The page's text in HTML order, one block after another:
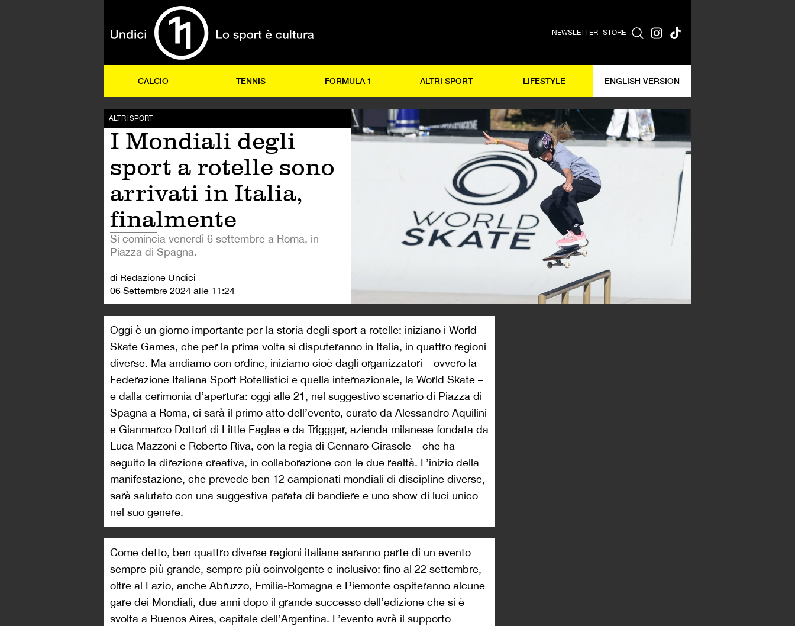
NEWSLETTER STORE
CALCIO TENNIS FORMULA 1 ALTRI SPORT LIFESTYLE ENGLISH VERSION
ALTRI SPORT
I Mondiali degli
sport a rotelle sono
arrivati in Italia,
finalmente
Si comincia venerdì 6 settembre a Roma, in
Piazza di Spagna.
di Redazione Undici
06 Settembre 2024 alle 11:24
Oggi è un giorno importante per la storia degli sport a rotelle: iniziano i World
Skate Games, che per la prima volta si disputeranno in Italia, in quattro regioni
diverse. Ma andiamo con ordine, iniziamo cioè dagli organizzatori – ovvero la
Federazione Italiana Sport Rotellistici e quella internazionale, la World Skate –
e dalla cerimonia d’apertura: oggi alle 21, nel suggestivo scenario di Piazza di
Spagna a Roma, ci sarà il primo atto dell’evento, curato da Alessandro Aquilini
e Gianmarco Dottori di Little Eagles e da Triggger, azienda milanese fondata da
Luca Mazzoni e Roberto Riva, con la regia di Gennaro Girasole – che ha
seguito la direzione creativa, in collaborazione con le due realtà. L’inizio della
manifestazione, che prevede ben 12 campionati mondiali di discipline diverse,
sarà salutato con una suggestiva parata di bandiere e uno show di luci unico
nel suo genere.
Come detto, ben quattro diverse regioni italiane saranno parte di un evento
sempre più grande, sempre più coinvolgente e inclusivo: fino al 22 settembre,
oltre al Lazio, anche Abruzzo, Emilia-Romagna e Piemonte ospiteranno alcune
gare dei Mondiali, due anni dopo il grande successo dell’edizione che si è
svolta a Buenos Aires, capitale dell’Argentina. L’evento avrà il supporto